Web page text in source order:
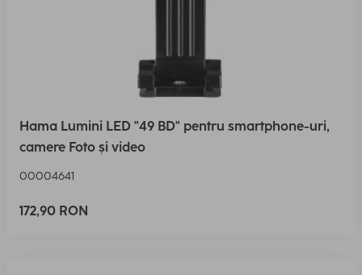
Hama Lumini LED "49 BD" pentru smartphone-uri,
camere Foto și video
00004641
172,90 RON